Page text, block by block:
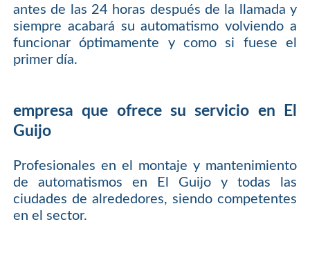
antes de las 24 horas después de la llamada y
siempre acabará su automatismo volviendo a
funcionar óptimamente y como si fuese el
primer día.
empresa que ofrece su servicio en El
Guijo
Profesionales en el montaje y mantenimiento
de automatismos en El Guijo y todas las
ciudades de alrededores, siendo competentes
en el sector.